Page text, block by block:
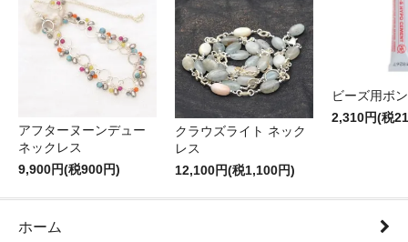
アフターヌーンデュー
ネックレス
9,900円(税900円)
クラウズライト ネック
レス
12,100円(税1,100円)
ビーズ用ボ
2,310円(税
ホーム